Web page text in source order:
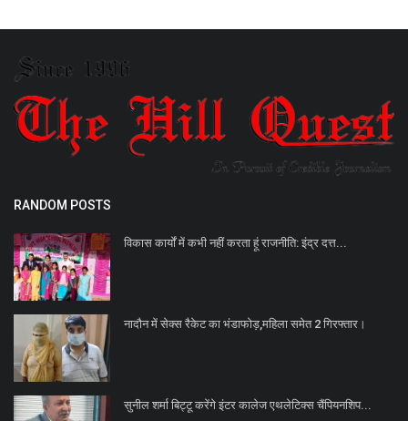
RANDOM POSTS
विकास कार्यों में कभी नहीं करता हूं राजनीति: इंद्र दत्त...
नादौन में सेक्स रैकेट का भंडाफोड़,महिला समेत 2 गिरफ्तार।
सुनील शर्मा बिट्टू करेंगे इंटर कालेज एथलेटिक्स चैंपियनशिप...